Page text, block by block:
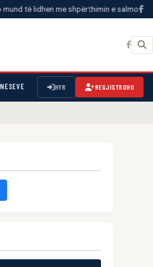
me shpërthimin e salmonelës, thotë
HYR REGJISTROHU